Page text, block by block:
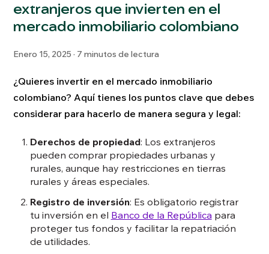
extranjeros que invierten en el
mercado inmobiliario colombiano
Enero 15, 2025 · 7 minutos de lectura
¿Quieres invertir en el mercado inmobiliario
colombiano? Aquí tienes los puntos clave que debes
considerar para hacerlo de manera segura y legal:
Derechos de propiedad: Los extranjeros
pueden comprar propiedades urbanas y
rurales, aunque hay restricciones en tierras
rurales y áreas especiales.
Registro de inversión: Es obligatorio registrar
tu inversión en el Banco de la República para
proteger tus fondos y facilitar la repatriación
de utilidades.